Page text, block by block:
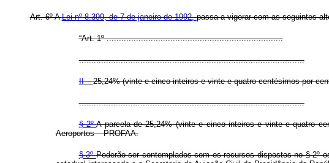
Art. 6º ALei nº 8.399, de 7 de janeiro de 1992,passa a vigorar com as seguintes
“Art. 1º ........................................................................
............................................................................................
II –25,24% (vinte e cinco inteiros e vinte e quatro centésimos por
............................................................................................
§ 2ºA parcela de 25,24% (vinte e cinco inteiros e vinte e quatro
Aeroportos – PROFAA.
§ 3ºPoderão ser contemplados com os recursos dispostos no § 2º